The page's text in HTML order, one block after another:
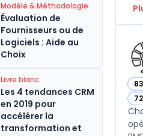
Modèle & Méthodologie
Évaluation de
Fournisseurs ou de
Logiciels : Aide au
Choix
Livre blanc
Les 4 tendances CRM
en 2019 pour
accélérer la
transformation et
—
—